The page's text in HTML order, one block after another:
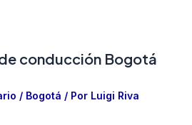
conducción Bogotá
/ Bogotá / Por Luigi Riva